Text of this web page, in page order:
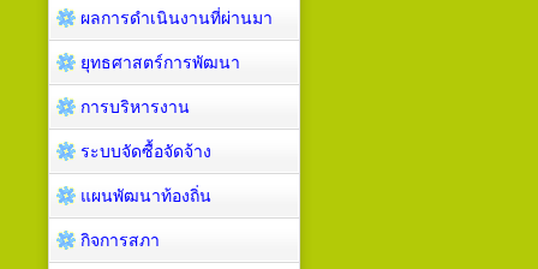
ผลการดำเนินงานที่ผ่านมา
ยุทธศาสตร์การพัฒนา
การบริหารงาน
ระบบจัดซื้อจัดจ้าง
แผนพัฒนาท้องถิ่น
กิจการสภา